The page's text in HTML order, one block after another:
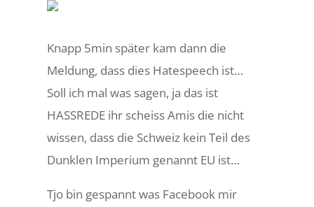
Knapp 5min später kam dann die
Meldung, dass dies Hatespeech ist…
Soll ich mal was sagen, ja das ist
HASSREDE ihr scheiss Amis die nicht
wissen, dass die Schweiz kein Teil des
Dunklen Imperium genannt EU ist…
Tjo bin gespannt was Facebook mir